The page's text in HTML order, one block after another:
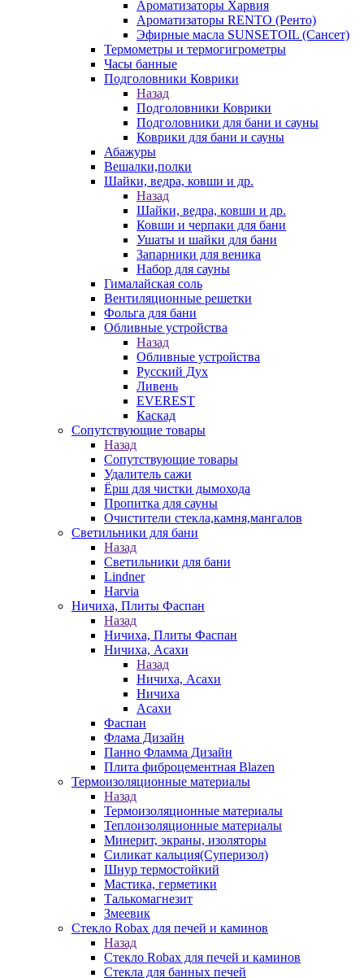
Ароматизаторы Харвия
Ароматизаторы RENTO (Ренто)
Эфирные масла SUNSETOIL (Сансет)
Термометры и термогигрометры
Часы банные
Подголовники Коврики
Назад
Подголовники Коврики
Подголовники для бани и сауны
Коврики для бани и сауны
Абажуры
Вешалки,полки
Шайки, ведра, ковши и др.
Назад
Шайки, ведра, ковши и др.
Ковши и черпаки для бани
Ушаты и шайки для бани
Запарники для веника
Набор для сауны
Гималайская соль
Вентиляционные решетки
Фольга для бани
Обливные устройства
Назад
Обливные устройства
Русский Дух
Ливень
EVEREST
Каскад
Сопутствующие товары
Назад
Сопутствующие товары
Удалитель сажи
Ёрш для чистки дымохода
Пропитка для сауны
Очистители стекла,камня,мангалов
Светильники для бани
Назад
Светильники для бани
Lindner
Harvia
Ничиха, Плиты Фаспан
Назад
Ничиха, Плиты Фаспан
Ничиха, Асахи
Назад
Ничиха, Асахи
Ничиха
Асахи
Фаспан
Флама Дизайн
Панно Фламма Дизайн
Плита фиброцементная Blazen
Термоизоляционные материалы
Назад
Термоизоляционные материалы
Теплоизоляционные материалы
Минерит, экраны, изоляторы
Силикат кальция(Суперизол)
Шнур термостойкий
Мастика, герметики
Талькомагнезит
Змеевик
Стекло Robax для печей и каминов
Назад
Стекло Robax для печей и каминов
Стекла для банных печей